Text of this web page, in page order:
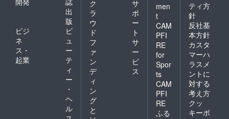
出
版
ビジ
ネ
ス・
起業
ビ
ュ
ー
テ
ィ
ー
・
ヘ
ル
ク
ラ
ウ
ド
フ
ァ
ン
デ
ィ
ン
グ
と
サ
ポ
ー
ト
サ
ー
ビ
ス
men
t
CAM
PFI
RE
for
Spor
ts
CAM
PFI
RE
ふる
ティ方
針
反社基
本方針
カスタ
マーハ
ラスメ
ントに
対する
考え方
クッ
キーポ